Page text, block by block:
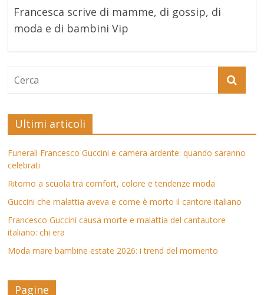
Francesca scrive di mamme, di gossip, di
moda e di bambini Vip
Ultimi articoli
Funerali Francesco Guccini e camera ardente: quando saranno
celebrati
Ritorno a scuola tra comfort, colore e tendenze moda
Guccini che malattia aveva e come è morto il cantore italiano
Francesco Guccini causa morte e malattia del cantautore
italiano: chi era
Moda mare bambine estate 2026: i trend del momento
Pagine